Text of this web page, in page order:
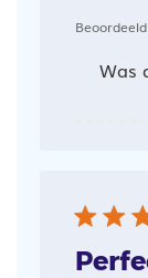
Was